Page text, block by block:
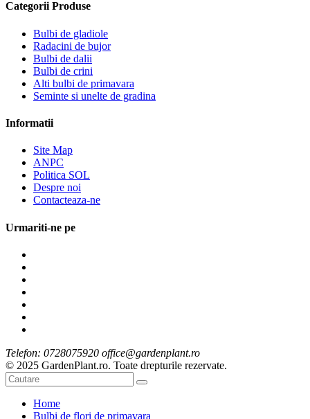
Categorii Produse
Bulbi de gladiole
Radacini de bujor
Bulbi de dalii
Bulbi de crini
Alti bulbi de primavara
Seminte si unelte de gradina
Informatii
Site Map
ANPC
Politica SOL
Despre noi
Contacteaza-ne
Urmariti-ne pe
Telefon: 0728075920 office@gardenplant.ro
© 2025 GardenPlant.ro. Toate drepturile rezervate.
Home
Bulbi de flori de primavara